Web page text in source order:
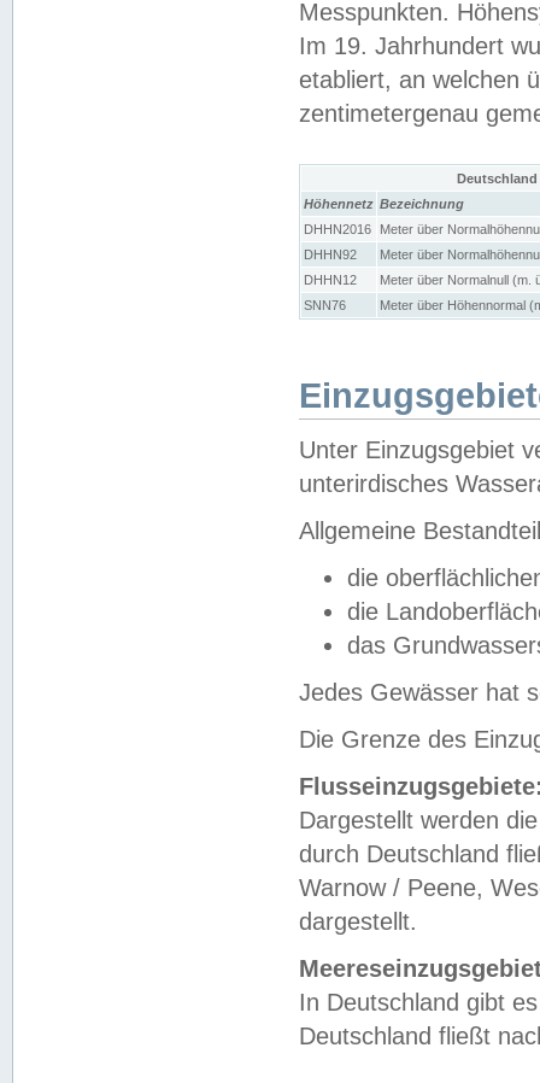
Messpunkten.
Im 19. Jahrhundert
etabliert, an welchen
zentimetergenau
Höhennetz Bezeichnung
DHHN2016
Meter über
DHHN92
Meter über
DHHN12
Meter über Normalnull (m.
SNN76
Meter über Höhennormal
Unter Einzugsgebiet
unterirdisches
Allgemeine
die
die
das
Jedes Gewässer hat
Die Grenze des
Dargestellt werden
durch Deutschland
Warnow / Peene,
dargestellt.
In Deutschland gibt
Deutschland fließt